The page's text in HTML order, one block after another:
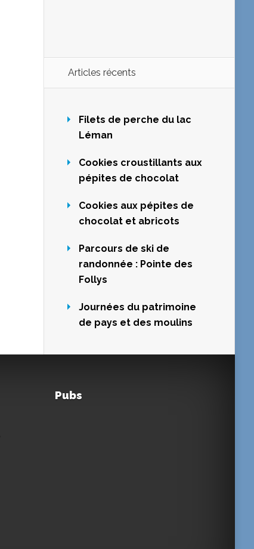
Articles récents
Filets de perche du lac
Léman
Cookies croustillants aux
pépites de chocolat
Cookies aux pépites de
chocolat et abricots
Parcours de ski de
randonnée : Pointe des
Follys
Journées du patrimoine
de pays et des moulins
Pubs